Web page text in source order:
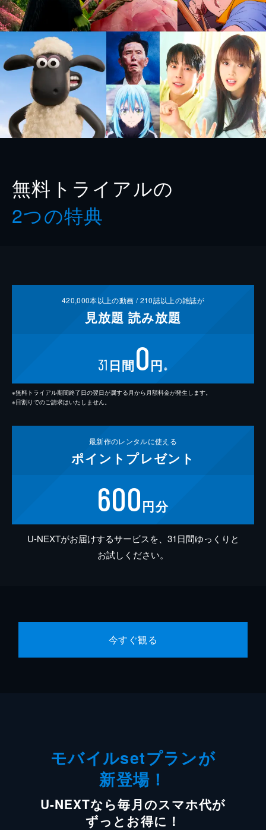
無料トライアルの
2つの特典
420,000本以上の動画 /210誌以上の雑誌が
見放題 読み放題
31 日間0円 ※
※無料トライアル期間終了日の翌日が属する月から月額料金が発生します。
※日割りでのご請求はいたしません。
最新作のレンタルに使える
ポイント プレゼント
600円分
U-NEXTがお届けするサービスを、31日間ゆっくりと
お試しください。
今すぐ観る
モバイルsetプランが
新登場！
U-NEXTなら毎月のスマホ代が
ずっとお得に！